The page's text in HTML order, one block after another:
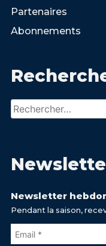
Partenaires
Abonnements
Rechercher :
Newsletter
Pendant la saison,